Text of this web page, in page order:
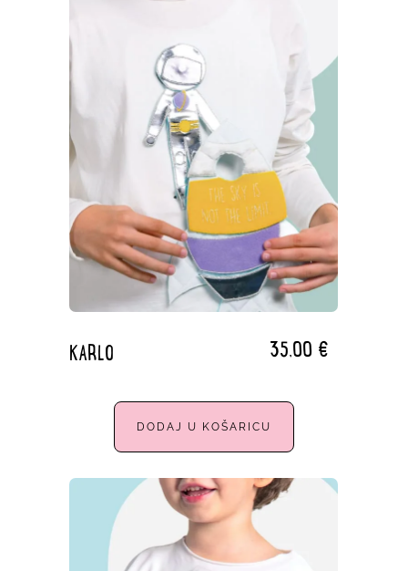
KARLO 35,00 €
DODAJ U KOŠARICU